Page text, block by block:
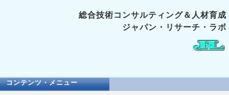
総合技術コンサルティング＆人材育成
ジャパン・リサーチ・ラボ
コンテンツ・メニュー